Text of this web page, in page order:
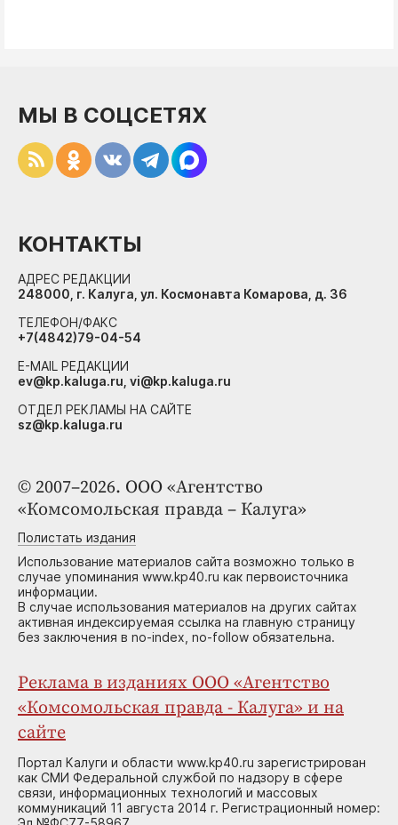
© 2007–2026. ООО «Агентство
«Комсомольская правда – Калуга»
Полистать издания
Использование материалов сайта возможно только в
случае упоминания www.kp40.ru как первоисточника
информации.
В случае использования материалов на других сайтах
активная индексируемая ссылка на главную страницу
без заключения в no-index, no-follow обязательна.
Реклама в изданиях ООО «Агентство
«Комсомольская правда - Калуга» и на
сайте
Портал Калуги и области www.kp40.ru зарегистрирован
как СМИ Федеральной службой по надзору в сфере
связи, информационных технологий и массовых
коммуникаций 11 августа 2014 г. Регистрационный номер:
МЫ В СОЦСЕТЯХ
КОНТАКТЫ
АДРЕС РЕДАКЦИИ
248000, г. Калуга, ул. Космонавта Комарова, д. 36
ТЕЛЕФОН/ФАКС
+7(4842)79-04-54
E-MAIL РЕДАКЦИИ
ev@kp.kaluga.ru, vi@kp.kaluga.ru
ОТДЕЛ РЕКЛАМЫ НА САЙТЕ
sz@kp.kaluga.ru